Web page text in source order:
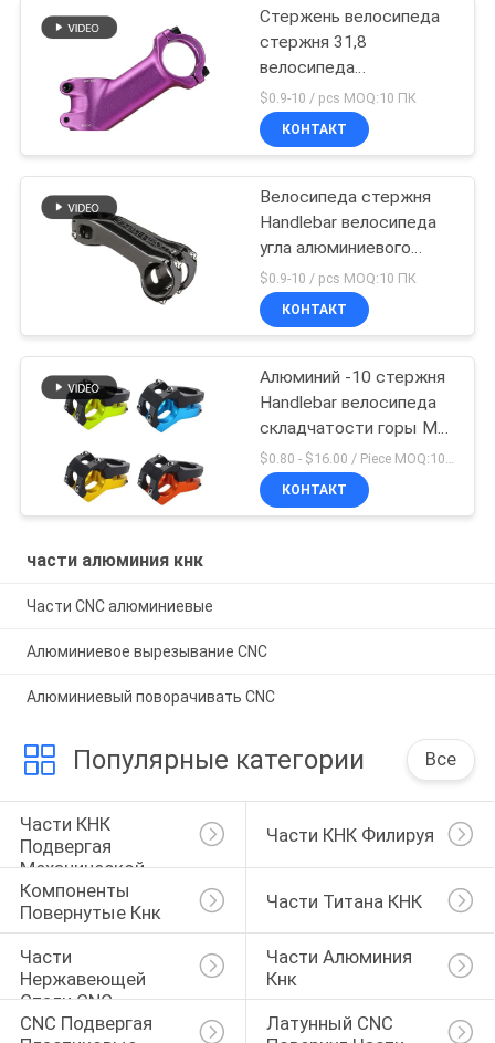
Стержень велосипеда
стержня 31,8
велосипеда
наполнитель рослости
Handlebar 35 градусов
$0.9-10 / pcs MOQ:10 ПК
КОНТАКТ
Велосипеда стержня
Handlebar велосипеда
угла алюминиевого
сплава части
регулируемого
задействуя
$0.9-10 / pcs MOQ:10 ПК
КОНТАКТ
Алюминий -10 стержня
Handlebar велосипеда
складчатости горы Mtb
дороги Aliminum
КОНТАКТ
части алюминия кнк
Части CNC алюминиевые
Алюминиевое вырезывание CNC
Алюминиевый поворачивать CNC
Популярные категории Все
Части КНК
Подвергая
Механической
Обработке
Части КНК Филируя
Компоненты
Повернутые Кнк
Части Титана КНК
Части
Нержавеющей
Стали CNC
Части Алюминия
Кнк
CNC Подвергая
Латунный CNC